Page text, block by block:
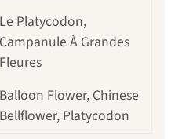
Le Platycodon,
Campanule À Grandes
Fleures
Balloon Flower, Chinese
Bellflower, Platycodon